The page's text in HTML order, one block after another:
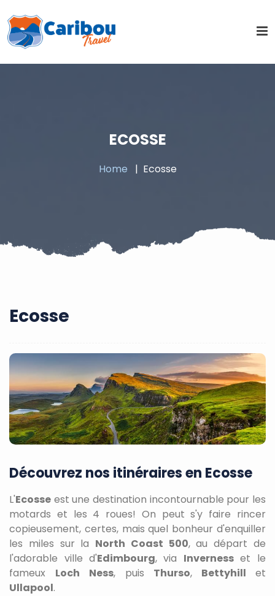
ECOSSE
Home Ecosse
Ecosse
Découvrez nos itinéraires en Ecosse
L'Ecosse est une destination incontournable pour les
motards et les 4 roues! On peut s'y faire rincer
copieusement, certes, mais quel bonheur d'enquiller
les miles sur la North Coast 500, au départ de
l'adorable ville d'Edimbourg, via Invernesset le
fameux Loch Ness, puis Thurso, Bettyhillet
Ullapool.